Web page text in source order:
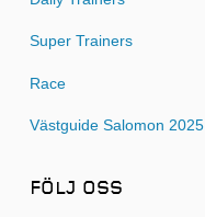
Super Trainers
Race
Västguide Salomon 2025
FÖLJ OSS